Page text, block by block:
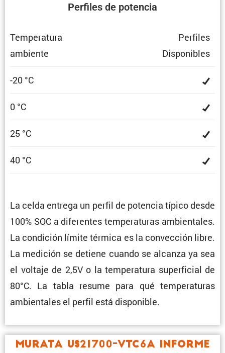
Perfiles de potencia
Tempe­ra­tura
ambiente
Perfiles
Dispo­ni­bles
-20 °C
0 °C
25 °C
40 °C
La celda entrega un perfil de potencia típico desde
100% SOC a diferentes tempe­ra­turas ambien­tales.
La condi­ción límite térmica es la convec­ción libre.
La medición se detiene cuando se alcanza ya sea
el voltaje de 2,5V o la tempe­ra­tura super­fi­cial de
80°C. La tabla resume para qué tempe­ra­turas
ambien­tales el perfil está disponible.
muRata US21700-VTC6A Informe